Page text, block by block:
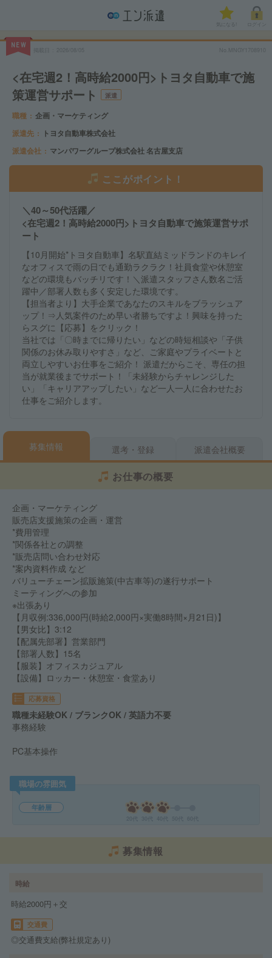
気になる!
NEW
2026/08/05 No.MNGY1708910
<在宅週2！高時給2000円>トヨタ自動車で施
策運営サポート
派遣
職種
企画・マーケティング
派遣先
トヨタ自動車株式会社
派遣会社
マンパワーグループ株式会社 名古屋支店
ここがポイント！
＼40～50代活躍／
<在宅週2！高時給2000円>トヨタ自動車で施策運営サポ
ート
【10月開始*トヨタ自動車】名駅直結ミッドランドのキレイ
なオフィスで雨の日でも通勤ラクラク！社員食堂や休憩室
などの環境もバッチリです！＼派遣スタッフさん数名ご活
躍中／部署人数も多く安定した環境です。
【担当者より】大手企業であなたのスキルをブラッシュア
ップ！⇒人気案件のため早い者勝ちですよ！興味を持った
らスグに【応募】をクリック！
当社では「〇時までに帰りたい」などの時短相談や「子供
関係のお休み取りやすさ」など、ご家庭やプライベートと
両立しやすいお仕事をご紹介！ 派遣だからこそ、専任の担
当が就業後までサポート！「未経験からチャレンジした
い」「キャリアアップしたい」など一人一人に合わせたお
仕事をご紹介します。
募集情報 選考・登録 派遣会社概要
お仕事の概要
企画・マーケティング
販売店支援施策の企画・運営
*費用管理
*関係各社との調整
*販売店問い合わせ対応
*案内資料作成 など
バリューチェーン拡販施策(中古車等)の遂行サポート
ミーティングへの参加
※出張あり
【月収例:336,000円(時給2,000円×実働8時間×月21日)】
【男女比】3:12
【配属先部署】営業部門
【部署人数】15名
【服装】オフィスカジュアル
【設備】ロッカー・休憩室・食堂あり
応募資格
職種未経験OK / ブランクOK / 英語力不要
事務経験
PC基本操作
職場の雰囲気
年齢層
募集情報
時給
時給2000円＋交
交通費
◎交通費支給(弊社規定あり)